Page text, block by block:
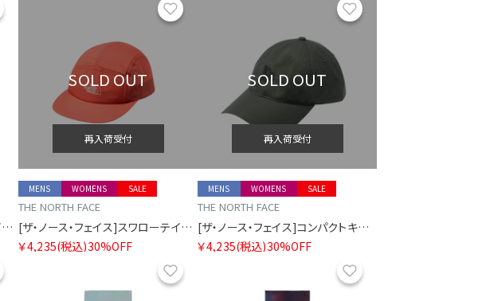
[ザ・ノース・フェイス]スワローテイルキャップ
SOLD OUT
再入荷受付
SALE
MENS WOMENS
THE NORTH FACE
[ザ・ノース・フェイス]スワローテイルキャップ
￥4,235(税込)30%OFF
SOLD OUT
再入荷受付
SALE
MENS WOMENS
THE NORTH FACE
[ザ・ノース・フェイス]コンパクトキャップ
￥4,235(税込)30%OFF